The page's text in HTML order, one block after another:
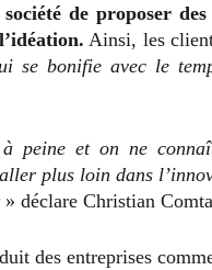
de proposer
Ainsi, les
se bonifie avec le
à peine et on ne
plus loin dans
» déclare Christian
des entreprises